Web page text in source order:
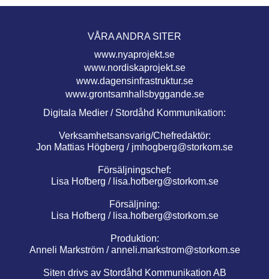
VÅRA ANDRA SITER
www.nyaprojekt.se
www.nordiskaprojekt.se
www.dagensinfrastruktur.se
www.grontsamhallsbyggande.se
Digitala Medier / Stordåhd Kommunikation:
Verksamhetsansvarig/Chefredaktör:
Jon Mattias Högberg / jmhogberg@storkom.se
Försäljningschef:
Lisa Hofberg / lisa.hofberg@storkom.se
Försäljning:
Lisa Hofberg / lisa.hofberg@storkom.se
Produktion:
Anneli Markström /anneli.markstrom@storkom.se
Siten drivs av Stordåhd Kommunikation AB